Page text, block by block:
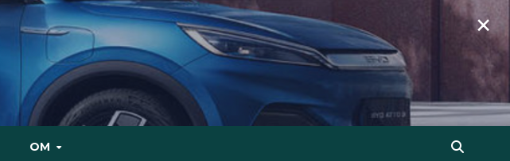
OM
×